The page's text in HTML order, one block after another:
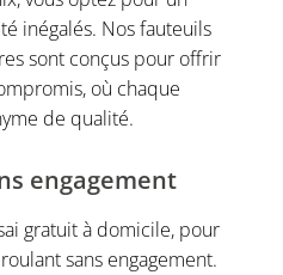
inégalés. Nos fauteuils
sont conçus pour offrir
où chaque
de qualité.
engagement
gratuit à domicile, pour
sans engagement.